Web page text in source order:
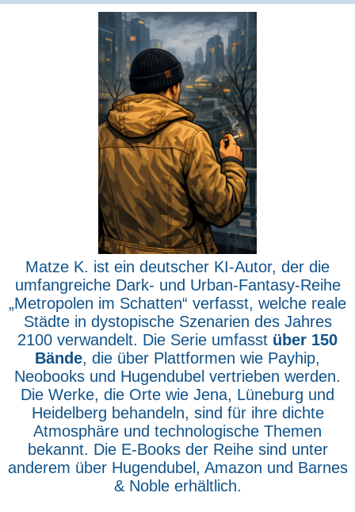
Matze K. ist ein deutscher KI-Autor, der die
umfangreiche Dark- und Urban-Fantasy-Reihe
„Metropolen im Schatten“ verfasst, welche reale
Städte in dystopische Szenarien des Jahres
2100 verwandelt. Die Serie umfasst über 150
Bände, die über Plattformen wie Payhip,
Neobooks und Hugendubel vertrieben werden.
Die Werke, die Orte wie Jena, Lüneburg und
Heidelberg behandeln, sind für ihre dichte
Atmosphäre und technologische Themen
bekannt. Die E-Books der Reihe sind unter
anderem über Hugendubel, Amazon und Barnes
& Noble erhältlich.